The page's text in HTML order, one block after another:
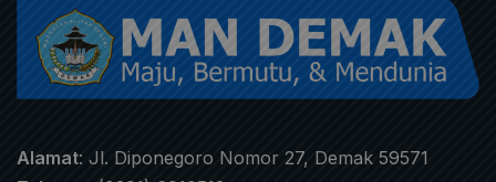
Alamat: Jl. Diponegoro Nomor 27, Demak 59571